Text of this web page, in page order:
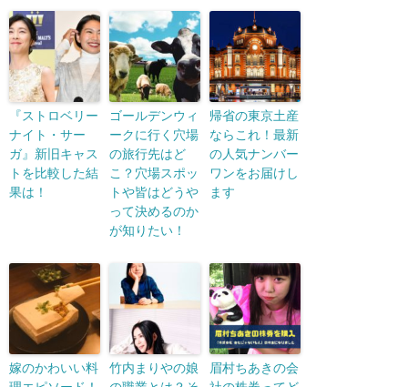
『ストロベリー
ナイト・サー
ガ』新旧キャス
トを比較した結
果は！
ゴールデンウィ
ークに行く穴場
の旅行先はど
こ？穴場スポッ
トや皆はどうや
って決めるのか
が知りたい！
帰省の東京土産
ならこれ！最新
の人気ナンバー
ワンをお届けし
ます
嫁のかわいい料
竹内まりやの娘
眉村ちあきの会